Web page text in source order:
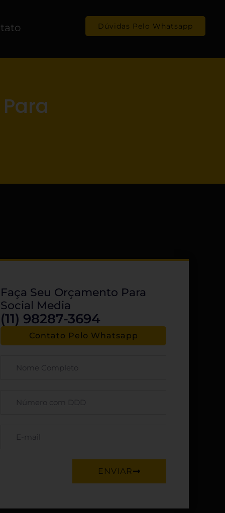
Dúvidas Pelo Whatsapp
Faça Seu Orçamento Para
Social Media
(11) 98287-3694
Contato Pelo Whatsapp
ENVIAR